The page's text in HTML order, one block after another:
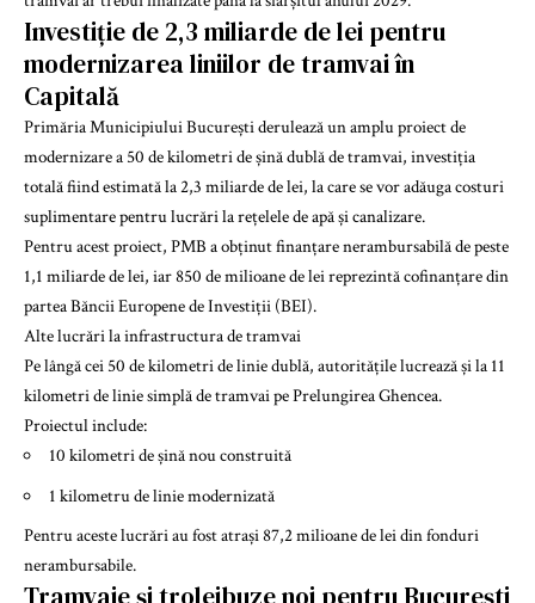
Investiție de 2,3 miliarde de lei pentru
modernizarea liniilor de tramvai în
Capitală
Primăria Municipiului București derulează un amplu proiect de
modernizare a 50 de kilometri de șină dublă de tramvai, investiția
totală fiind estimată la 2,3 miliarde de lei, la care se vor adăuga costuri
suplimentare pentru lucrări la rețelele de apă și canalizare.
Pentru acest proiect, PMB a obținut finanțare nerambursabilă de peste
1,1 miliarde de lei, iar 850 de milioane de lei reprezintă cofinanțare din
partea Băncii Europene de Investiții (BEI).
Alte lucrări la infrastructura de tramvai
Pe lângă cei 50 de kilometri de linie dublă, autoritățile lucrează și la 11
kilometri de linie simplă de tramvai pe Prelungirea Ghencea.
Proiectul include:
10 kilometri de șină nou construită
1 kilometru de linie modernizată
Pentru aceste lucrări au fost atrași 87,2 milioane de lei din fonduri
nerambursabile.